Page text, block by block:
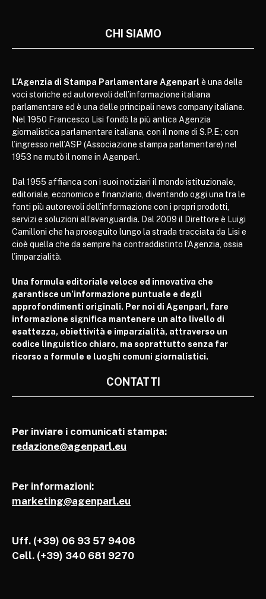
CHI SIAMO
L’Agenzia di Stampa Parlamentare Agenparl è una delle
voci storiche ed autorevoli dell’informazione italiana
parlamentare ed è una delle principali news company italiane.
Nel 1950 Francesco Lisi fondò la più antica Agenzia
giornalistica parlamentare italiana, con il nome di S.P.E.; con
l’ingresso nell’ASP (Associazione stampa parlamentare) nel
1953 ne mutò il nome in Agenparl.
Dal 1955 affianca con i suoi notiziari il mondo istituzionale,
editoriale, economico e finanziario, diventando oggi una tra le
fonti più autorevoli dell’informazione con i propri prodotti,
servizi e soluzioni all’avanguardia. Dal 2009 il Direttore è Luigi
Camilloni che ha proseguito lungo la strada tracciata da Lisi e
cioè quella che da sempre ha contraddistinto l’Agenzia, ossia
l’imparzialità.
Una formula editoriale veloce ed innovativa che
garantisce un’informazione puntuale e degli
approfondimenti originali. Per noi di Agenparl, fare
informazione significa mantenere un alto livello di
esattezza, obiettività e imparzialità, attraverso un
codice linguistico chiaro, ma soprattutto senza far
ricorso a formule e luoghi comuni giornalistici.
CONTATTI
Per inviare i comunicati stampa:
redazione@agenparl.eu
Per informazioni:
marketing@agenparl.eu
Uff. (+39) 06 93 57 9408
Cell. (+39) 340 681 9270